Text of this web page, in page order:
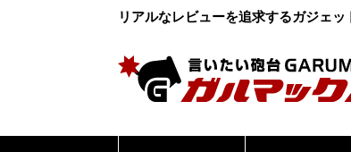
リアルなレビューを追求するガジェ